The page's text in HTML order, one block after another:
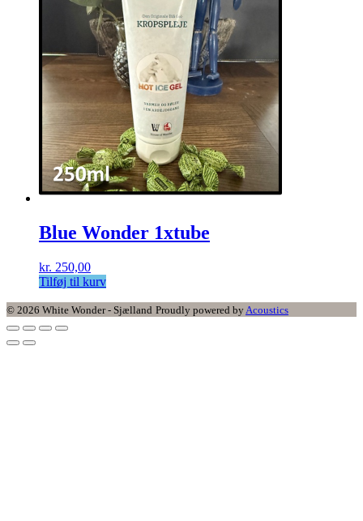
Blue Wonder 1xtube
kr. 250,00
Tilføj til kurv
© 2026 White Wonder - Sjælland Proudly powered by Acoustics